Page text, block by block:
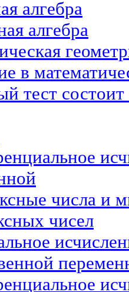
алгебра
алгебра
в
тест
числа и
чисел